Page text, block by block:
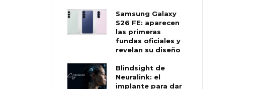
Samsung Galaxy
S26 FE: aparecen
las primeras
fundas oficiales y
revelan su diseño
Blindsight de
Neuralink: el
implante para dar